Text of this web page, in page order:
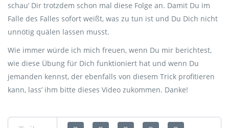
schau’ Dir trotzdem schon mal diese Folge an. Damit Du im
Falle des Falles sofort weißt, was zu tun ist und Du Dich nicht
unnötig quälen lassen musst.
Wie immer würde ich mich freuen, wenn Du mir berichtest,
wie diese Übung für Dich funktioniert hat und wenn Du
jemanden kennst, der ebenfalls von diesem Trick profitieren
kann, lass’ ihm bitte dieses Video zukommen. Danke!